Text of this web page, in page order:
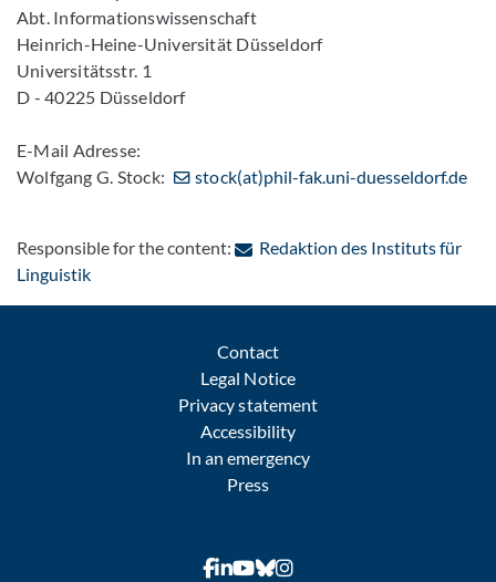
Abt. Informationswissenschaft
Heinrich-Heine-Universität Düsseldorf
Universitätsstr. 1
D - 40225 Düsseldorf
E-Mail Adresse:
Wolfgang G. Stock:
stock(at)phil-fak.uni-duesseldorf.de
Responsible for the content:
Redaktion des Instituts für
Linguistik: Contact by e-mail
Contact
Legal Notice
Privacy statement
Accessibility
In an emergency
Press